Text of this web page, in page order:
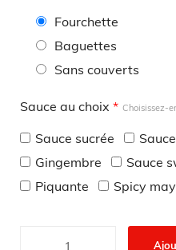
Fourchette
Baguettes
Sans couverts
Sauce au choix * Choisissez-
Sauce sucrée
Gingembre
Sauce
Piquante
Spicy